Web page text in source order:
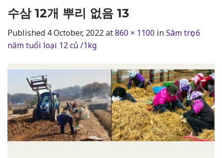
수삼 12개 뿌리 없음 13
Published 4 October, 2022at860 × 1100 inSâm trọc 6
năm tuổi loại 12 củ /1kg